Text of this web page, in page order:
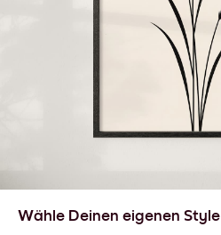
Wähle Deinen eigenen Style